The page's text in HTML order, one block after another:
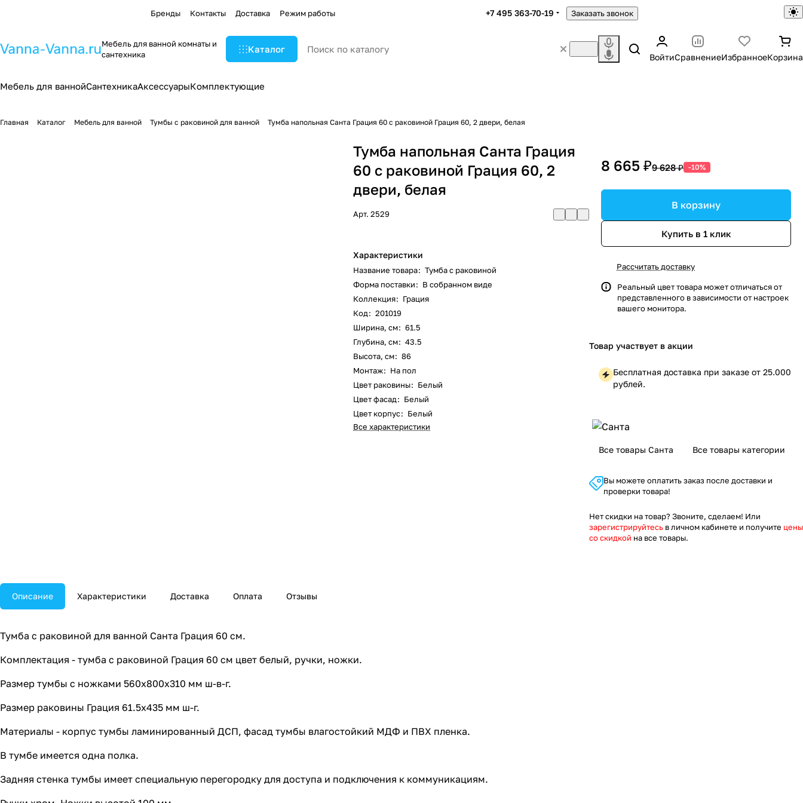
Бренды Контакты Доставка Режим работы +7 495 363-70-19 Заказать звонок
Мебель для ванной комнаты и
сантехника
Каталог
ВойтиСравнениеИзбранноеКорзина
Мебель для ваннойСантехникаАксессуарыКомплектующие
Главная Каталог Мебель для ванной Тумбы с раковиной для ванной Тумба напольная Санта Грация 60 с раковиной Грация 60, 2 двери, белая
Тумба напольная Санта Грация
60 с раковиной Грация 60, 2
двери, белая
Арт.2529
Характеристики
Название товара: Тумба с раковиной
Форма поставки: В собранном виде
Коллекция: Грация
Код: 201019
Ширина, см: 61.5
Глубина, см: 43.5
Высота, см: 86
Монтаж: На пол
Цвет раковины: Белый
Цвет фасад: Белый
Цвет корпус: Белый
Все характеристики
8 665 ₽9 628 ₽ -10%
В корзину
Купить в 1 клик
Рассчитать доставку
Реальный цвет товара может отличаться от
представленного в зависимости от настроек
вашего монитора.
Товар участвует в акции
Бесплатная доставка при заказе от 25.000
рублей.
Все товары Санта Все товары категории
Вы можете оплатить заказ после доставки и
проверки товара!
Нет скидки на товар? Звоните, сделаем! Или
зарегистрируйтесь в личном кабинете и получите цены
со скидкой на все товары.
Описание Характеристики Доставка Оплата Отзывы
Тумба с раковиной для ванной Санта Грация 60 см.
Комплектация - тумба с раковиной Грация 60 см цвет белый, ручки, ножки.
Размер тумбы с ножками 560х800х310 мм ш-в-г.
Размер раковины Грация 61.5х435 мм ш-г.
Материалы - корпус тумбы ламинированный ДСП, фасад тумбы влагостойкий МДФ и ПВХ пленка.
В тумбе имеется одна полка.
Задняя стенка тумбы имеет специальную перегородку для доступа и подключения к коммуникациям.